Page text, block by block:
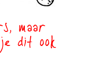
maar
dit ook